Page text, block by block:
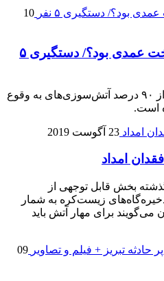
10
آتش‌ سوزی ‌پارک های پایتخت عمدی بود؟/ دستگیری ۵
رئیس پلیس پایتخت گفت: بیش از ۹۰ درصد آتش‌سوزی‌های به وقوع
است.
23 آگوست 2019
امداد
بخش قابل توجهی از
زیست‌کره به شمار
برای مهار آتش باید
09